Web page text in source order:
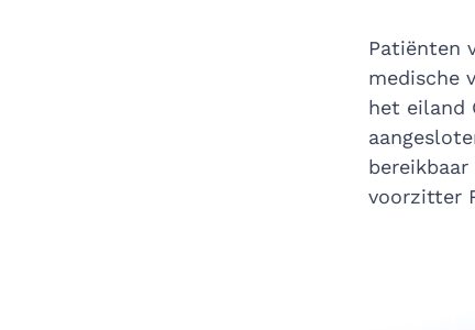
Patiënten
medische
het eiland
voorzitter